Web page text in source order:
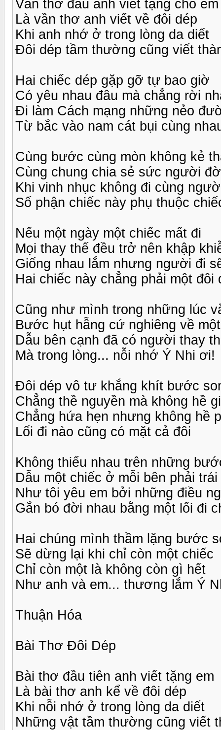
Vần thơ đầu anh viết tặng cho em
Là vần thơ anh viết về đôi dép
Khi anh nhớ ở trong lòng da diết
Đôi dép tầm thường cũng viết
Hai chiếc dép gặp gỡ tự bao giờ
Có yêu nhau đâu mà chẳng rời
Đi làm Cách mạng những nẻo
Từ bắc vào nam cát bụi cùng
Cùng bước cùng mòn không kẻ
Cùng chung chia sẻ sức người
Khi vinh nhục không đi cùng
Số phận chiếc này phụ thuộc
Nếu một ngày một chiếc mất đi
Mọi thay thế đều trở nên khập
Giống nhau lắm nhưng người đi
Hai chiếc này chẳng phải một đôi
Cũng như mình trong những lúc
Bước hụt hẫng cứ nghiêng về
Dẫu bên cạnh đã có người thay
Mà trong lòng... nỗi nhớ Ý Nhi ơi!
Đôi dép vô tư khắng khít bước
Chẳng thề nguyền mà không hề
Chẳng hứa hẹn nhưng không hề
Lối đi nào cũng có mặt cả đôi
Không thiếu nhau trên những
Dẫu một chiếc ở mỗi bên phải trái
Như tôi yêu em bởi những điều
Gắn bó đời nhau bằng một lối đi
Hai chúng mình thầm lặng bước
Sẽ dừng lại khi chỉ còn một chiếc
Chỉ còn một là không còn gì hết
Như anh và em... thương lắm Ý
Thuận Hóa
Bài Thơ Đôi Dép
Bài thơ đầu tiên anh viết tặng em
Là bài thơ anh kể về đôi dép
Khi nỗi nhớ ở trong lòng da diết
Những vật tầm thường cũng viết